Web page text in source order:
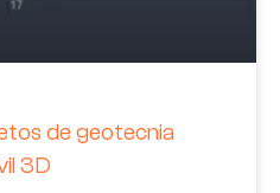
de geotecnia
3D